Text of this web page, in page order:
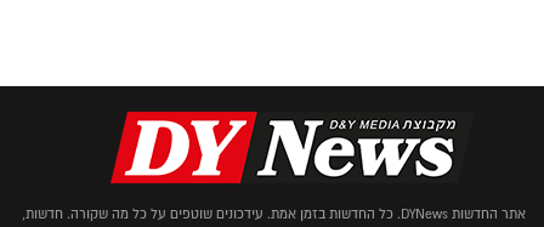
אתר החדשות DYNews. כל החדשות בזמן אמת. עידכונים שוטפים על כל מה שקורה. חדשות,